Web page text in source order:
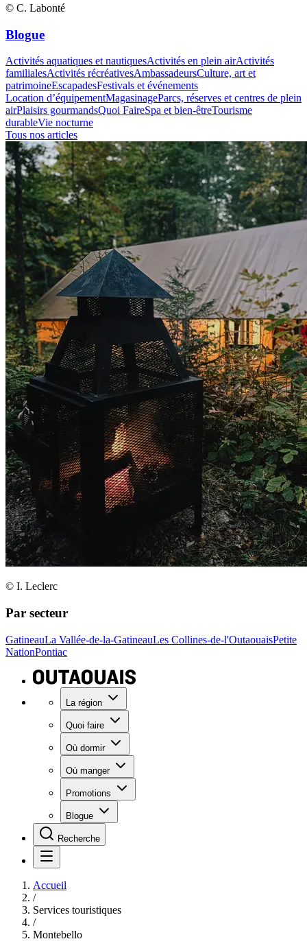
© C. Labonté
Blogue
Activités aquatiques et nautiquesActivités en plein airActivités
familialesActivités récréativesAmbassadeursCulture, art et
patrimoineEscapadesFestivals et événements
Location d’équipementMagasinageParcs, réserves et centres de plein
airPlaisirs gourmandsQuoi FaireSpa et bien-êtreTourisme
durableVie nocturne
Tous nos articles
© I. Leclerc
Par secteur
GatineauLa Vallée-de-la-GatineauLes Collines-de-l'OutaouaisPetite
NationPontiac
La région
Quoi faire
Où dormir
Où manger
Promotions
Blogue
Recherche
Accueil
/
Services touristiques
/
Montebello